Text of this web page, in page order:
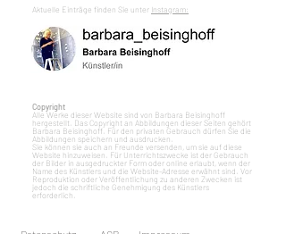
Aktuelle Einträge finden Sie unter Instagram:
Copyright
Alle Werke dieser Website sind von Barbara Beisinghoff
hergestellt. Das Copyright an Abbildungen dieser Seiten gehört
Barbara Beisinghoff. Für den privaten Gebrauch dürfen Sie die
Abbildungen speichern und ausdrucken.
Sie können sie auch an Freunde versenden, um sie auf diese
Website hinzuweisen. Für Unterrichtszwecke ist der Gebrauch
der Bilder in ausgedruckter Form oder online erlaubt, wenn der
Name des Künstlers und die Website-Adresse erwähnt sind. Vor
Reproduktion oder Veröffentlichung zu anderen Zwecken ist
jedoch die schriftliche Genehmigung des Künstlers
erforderlich.